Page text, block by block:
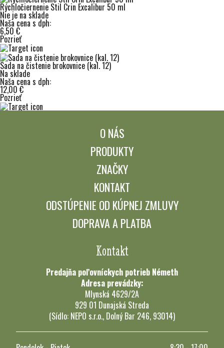
Rýchločiernenie Stil Crin Excalibur 50 ml
Nie je na sklade
Naša cena s dph:
6,50 €
Pozrieť
Sada na čistenie brokovnice (kal. 12)
Na sklade
Naša cena s dph:
12,00 €
Pozrieť
O NÁS
PRODUKTY
ZNAČKY
KONTAKT
ODSTÚPENIE OD KÚPNEJ ZMLUVY
DOPRAVA A PLATBA
Kontakt
Predajňa poľovníckych potrieb Németh
Adresa prevádzky:
Mlynská 4629/2A
929 01 Dunajská Streda
(Sídlo: NEPO s.r.o., Dolný Bar 246, 93014)